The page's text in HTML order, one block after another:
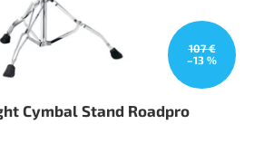
107 €
–13 %
Cymbal Stand Roadpro